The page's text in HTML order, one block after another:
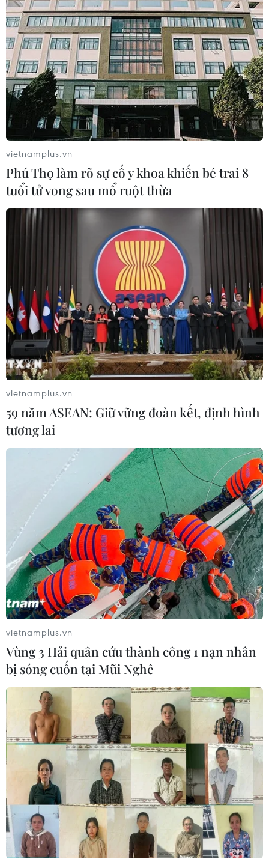
vietnamplus.vn
Phú Thọ làm rõ sự cố y khoa khiến bé trai 8
tuổi tử vong sau mổ ruột thừa
vietnamplus.vn
59 năm ASEAN: Giữ vững đoàn kết, định hình
tương lai
vietnamplus.vn
Vùng 3 Hải quân cứu thành công 1 nạn nhân
bị sóng cuốn tại Mũi Nghê